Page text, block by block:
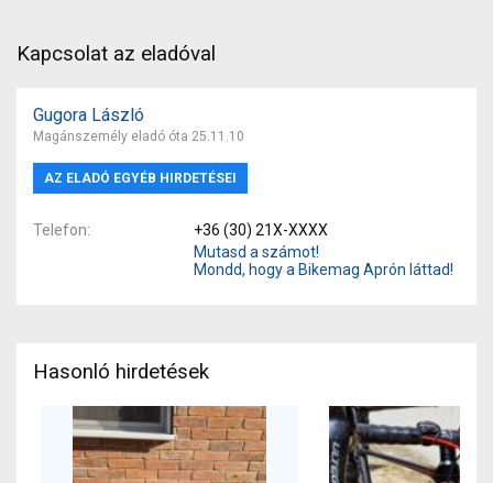
Kapcsolat az eladóval
Gugora László
Magánszemély eladó óta 25.11.10
AZ ELADÓ EGYÉB HIRDETÉSEI
Telefon
+36 (30) 21X-XXXX
Mutasd a számot!
Mondd, hogy a Bikemag Aprón láttad!
Hasonló hirdetések